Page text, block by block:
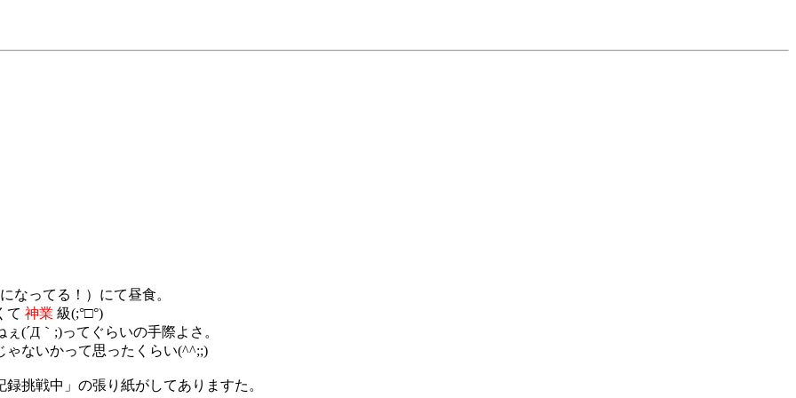
なってる！）にて昼食。
て 神業 級(;°□°)
(´Д｀;)ってぐらいの手際よさ。
ないかって思ったくらい(^^;;)
挑戦中」の張り紙がしてありますた。